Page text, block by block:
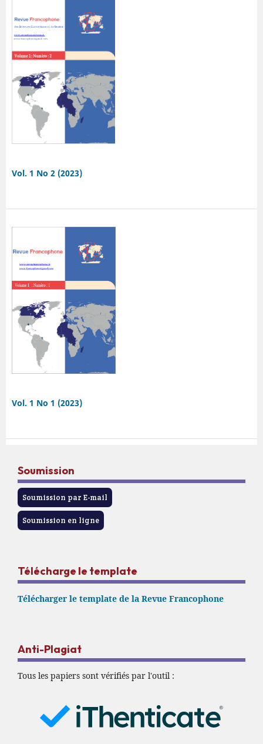
Vol. 1 No 2 (2023)
Vol. 1 No 1 (2023)
Soumission
Soumission par E-mail
Soumission en ligne
Télécharge le template
Télécharger le template de la Revue Francophone
Anti-Plagiat
Tous les papiers sont vérifiés par l'outil :